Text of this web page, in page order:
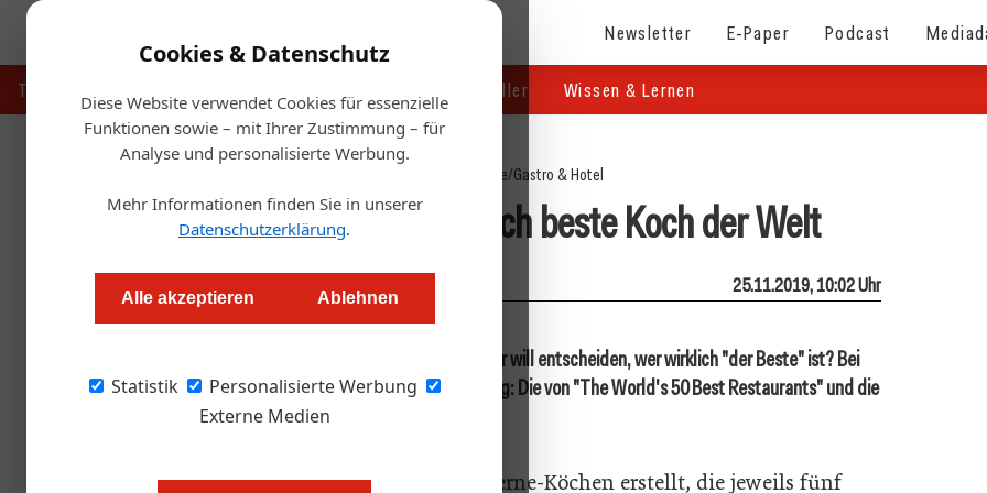
Cookies & Datenschutz
Diese Website verwendet Cookies für essenzielle
Funktionen sowie – mit Ihrer Zustimmung – für
Analyse und personalisierte Werbung.
Mehr Informationen finden Sie in unserer
Datenschutzerklärung.
Alle akzeptieren Ablehnen
Statistik
Personalisierte Werbung
Externe Medien
Newsletter E-Paper Podcast
Touristik Handel & Hersteller Wissen & Lernen
Startseite/Gastro & Hotel
Das ist der vermutlich beste Koch der Welt
Redaktion 25.11.2019, 10:02 Uhr
Mit Ranglisten ist das immer so eine Sache. Wer will entscheiden, wer wirklich "der Beste" ist? Bei
diesem Mann sind sich immerhin zwei Jurys einig: Die von "The World's 50 Best Restaurants" und die
der französischen Zeitschrift "Le Chef".
Letztere wird ausschließlich von Sterne-Köchen erstellt, die jeweils fünf